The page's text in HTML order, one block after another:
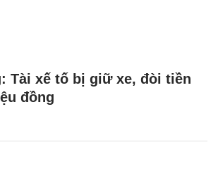
Tài xế tố bị giữ xe, đòi tiền
đồng